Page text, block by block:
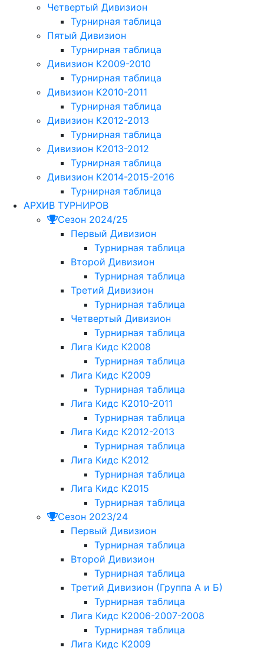
Четвертый Дивизион
Турнирная таблица
Пятый Дивизион
Турнирная таблица
Дивизион К2009-2010
Турнирная таблица
Дивизион К2010-2011
Турнирная таблица
Дивизион К2012-2013
Турнирная таблица
Дивизион К2013-2012
Турнирная таблица
Дивизион К2014-2015-2016
Турнирная таблица
АРХИВ ТУРНИРОВ
Сезон 2024/25
Первый Дивизион
Турнирная таблица
Второй Дивизион
Турнирная таблица
Третий Дивизион
Турнирная таблица
Четвертый Дивизион
Турнирная таблица
Лига Кидс К2008
Турнирная таблица
Лига Кидс К2009
Турнирная таблица
Лига Кидс К2010-2011
Турнирная таблица
Лига Кидс К2012-2013
Турнирная таблица
Лига Кидс К2012
Турнирная таблица
Лига Кидс К2015
Турнирная таблица
Сезон 2023/24
Первый Дивизион
Турнирная таблица
Второй Дивизион
Турнирная таблица
Третий Дивизион (Группа А и Б)
Турнирная таблица
Лига Кидс К2006-2007-2008
Турнирная таблица
Лига Кидс К2009